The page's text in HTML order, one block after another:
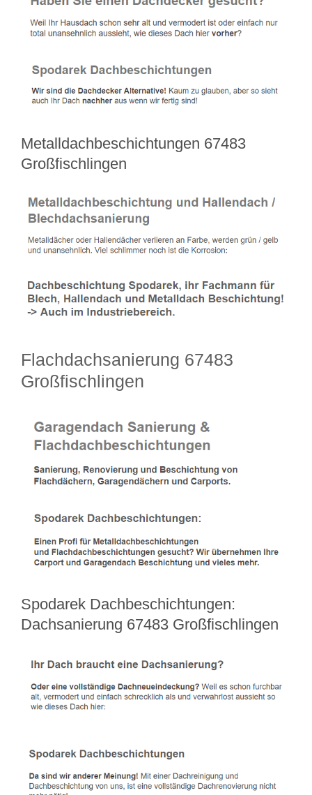
Metalldachbeschichtungen 67483
Großfischlingen
Flachdachsanierung 67483
Großfischlingen
Spodarek Dachbeschichtungen:
Dachsanierung 67483 Großfischlingen